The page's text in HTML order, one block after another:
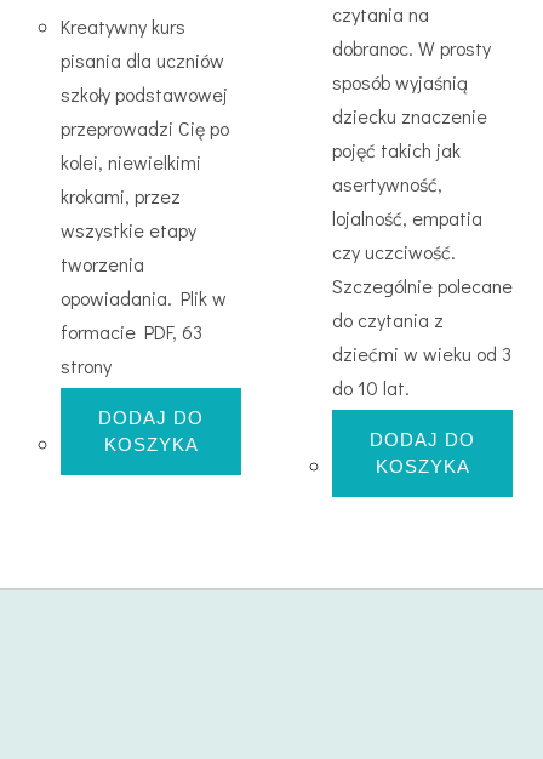
Kreatywny kurs
pisania dla uczniów
szkoły podstawowej
przeprowadzi Cię po
kolei, niewielkimi
krokami, przez
wszystkie etapy
tworzenia
opowiadania. Plik w
formacie PDF, 63
strony
DODAJ DO
KOSZYKA
czytania na
dobranoc. W prosty
sposób wyjaśnią
dziecku znaczenie
pojęć takich jak
asertywność,
lojalność, empatia
czy uczciwość.
Szczególnie polecane
do czytania z
dziećmi w wieku od 3
do 10 lat.
DODAJ DO
KOSZYKA